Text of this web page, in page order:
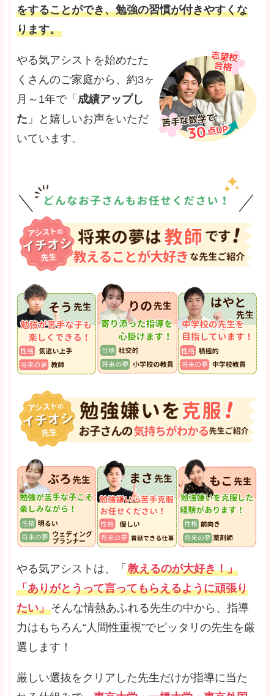
をすることができ、勉強の習慣が付きやすくな
ります。
やる気アシストを始めたた
くさんのご家庭から、約3ヶ
月～1年で「 成績アップし
た 」と嬉しいお声をいただ
いています。
やる気アシストは、「 教えるのが大好き！」
「ありがとうって言ってもらえるように頑張り
たい」そんな情熱あふれる先生の中から、指導
力はもちろん“人間性重視”でピッタリの先生を厳
選します！
厳しい選抜をクリアした先生だけが指導に当た